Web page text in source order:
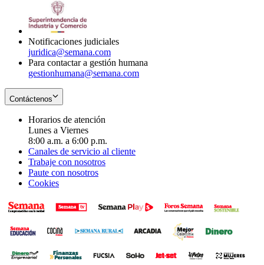
Notificaciones judiciales
juridica@semana.com
Para contactar a gestión humana
gestionhumana@semana.com
Contáctenos
Horarios de atención
Lunes a Viernes
8:00 a.m. a 6:00 p.m.
Canales de servicio al cliente
Trabaje con nosotros
Paute con nosotros
Cookies